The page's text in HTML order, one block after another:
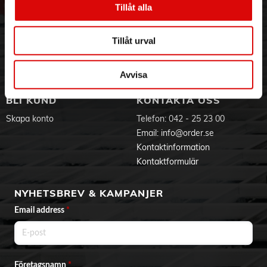
Tillåt alla
Tillåt urval
Avvisa
Visselblåsning
Aktuellt på Order
Ansökan om RMA
Godsefterlysning & Felleverans
Integritetspolicy
Om cookies
BLI KUND
Skapa konto
KONTAKTA OSS
Telefon: 042 - 25 23 00
Email: info@order.se
Kontaktinformation
Kontaktformulär
NYHETSBREV & KAMPANJER
Email address *
Företagsnamn *